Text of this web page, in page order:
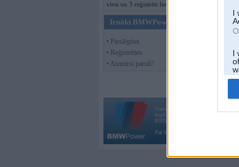
I
I
viesi un 3 reģistrēti lietotāji.
Ienākt BMWPower
• Pieslēgties
• Reģistrēties
• Aizmirsi paroli?
Vortāls BMWPower.lv darbojas
kopš 2002. gada 14. maija. Tas
BMW AG.
Par BMWPower